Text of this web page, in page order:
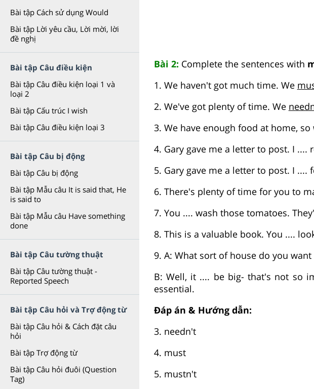
Bài tập Cách sử dụng Would
Bài tập Lời yêu cầu, Lời mời, lời
đề nghị
Bài tập Câu điều kiện
Bài tập Câu điều kiện loại 1 và
loại 2
Bài tập Cấu trúc I wish
Bài tập Câu điều kiện loại 3
Bài tập Câu bị động
Bài tập Câu bị động
Bài tập Mẫu câu It is said that, He
is said to
Bài tập Mẫu câu Have something
done
Bài tập Câu tường thuật
Bài tập Câu tường thuật -
Reported Speech
Bài tập Câu hỏi và Trợ động từ
Bài tập Câu hỏi & Cách đặt câu
hỏi
Bài tập Trợ động từ
Bài tập Câu hỏi đuôi (Question
Tag)
Bài 2: Complete the sentences with
1. We haven't got much time. We
2. We've got plenty of time. We
3. We have enough food at home,
4. Gary gave me a letter to post. I ....
5. Gary gave me a letter to post. I ....
6. There's plenty of time for you to
7. You .... wash those tomatoes.
8. This is a valuable book. You ....
9. A: What sort of house do you
B: Well, it .... be big- that's not so
essential.
Đáp án & Hướng dẫn:
3. needn't
4. must
5. mustn't